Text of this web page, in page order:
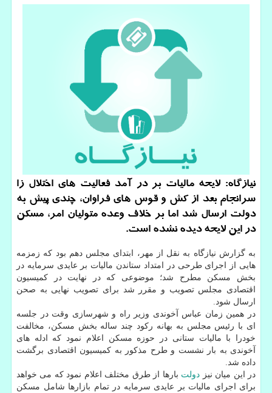
نیازگاه: لایحه مالیات بر در آمد فعالیت های اختلال زا
سرانجام بعد از كش و قوس های فراوان، چندی پیش به
دولت ارسال شد اما بر خلاف وعده متولیان امر، مسكن
در این لایحه دیده نشده است.
به گزارش نیازگاه به نقل از مهر، ابتدای مجلس دهم بود كه زمزمه
هایی از اجرای طرحی در امتداد ستاندن مالیات بر عایدی سرمایه در
بخش مسكن مطرح شد؛ موضوعی كه در نهایت در كمیسیون
اقتصادی مجلس تصویب و مقرر شد برای تصویب نهایی به صحن
ارسال شود.
در همین زمان عباس آخوندی وزیر راه و شهرسازی وقت در جلسه
ای با رئیس مجلس به بهانه ركود چند ساله بخش مسكن، مخالفت
خودرا با مالیات ستانی در حوزه مسكن اعلام نمود كه ادله های
آخوندی به بار نشست و طرح مذكور به كمیسیون اقتصادی برگشت
داده شد.
در این میان نیز دولت بارها از طرق مختلف اعلام نمود كه می خواهد
برای اجرای مالیات بر عایدی سرمایه در تمام بازارها شامل مسكن